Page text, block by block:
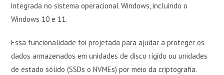
integrada no sistema operacional Windows, incluindo o
Windows 10 e 11.
Essa funcionalidade foi projetada para ajudar a proteger os
dados armazenados em unidades de disco rígido ou unidades
de estado sólido (SSDs o NVMEs) por meio da criptografia.